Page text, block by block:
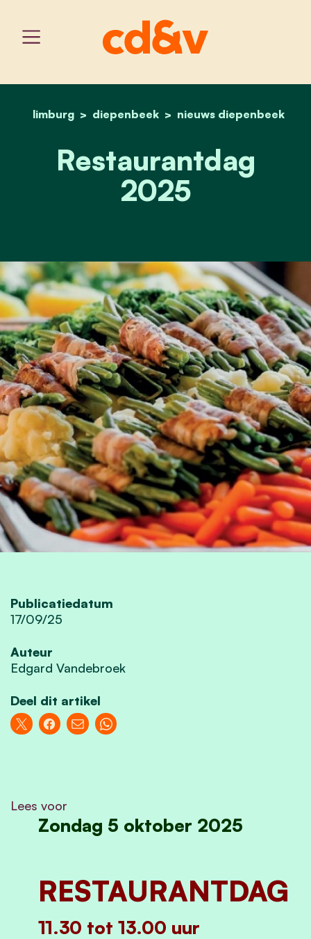
home
limburg diepenbeek nieuws diepenbeek
restaurantdag 2025
Restaurantdag
2025
Publicatiedatum
17/09/25
Auteur
Edgard Vandebroek
Deel dit artikel
Lees voor
Zondag 5 oktober 2025
RESTAURANTDAG
11.30 tot 13.00 uur